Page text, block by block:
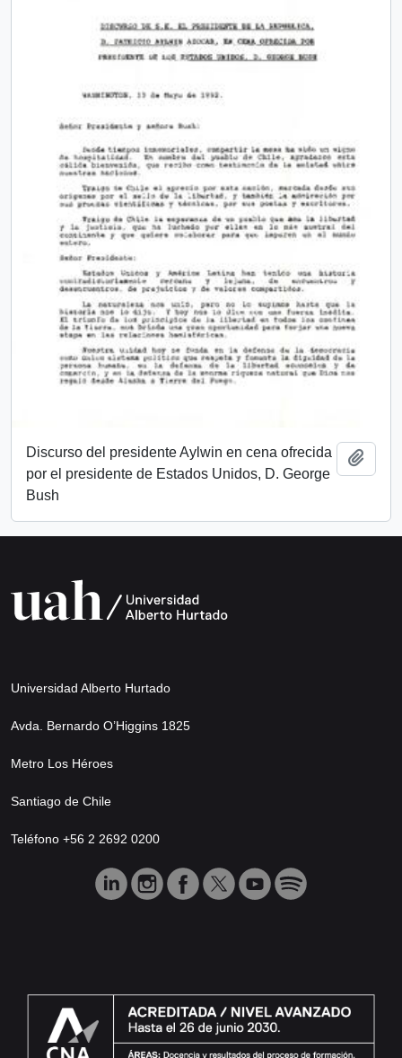
Discurso del presidente Aylwin en cena ofrecida
por el presidente de Estados Unidos, D. George
Bush
Universidad Alberto Hurtado
Avda. Bernardo O’Higgins 1825
Metro Los Héroes
Santiago de Chile
Teléfono +56 2 2692 0200